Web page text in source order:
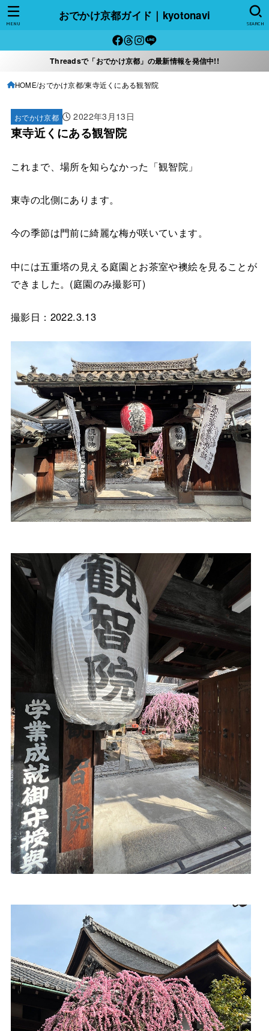
おでかけ京都ガイド｜kyotonavi
SEARCH
MENU
Threadsで「おでかけ京都」の最新情報を発信中!!
HOME おでかけ京都 東寺近くにある観智院
おでかけ京都 2022年3月13日
東寺近くにある観智院
これまで、場所を知らなかった「観智院」
東寺の北側にあります。
今の季節は門前に綺麗な梅が咲いています。
中には五重塔の見える庭園とお茶室や襖絵を見ることが
できました。(庭園のみ撮影可)
撮影日：2022.3.13